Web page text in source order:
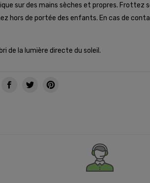
sur des mains sèches et propres. Frottez
hors de portée des enfants. En cas de
de la lumière directe du soleil.